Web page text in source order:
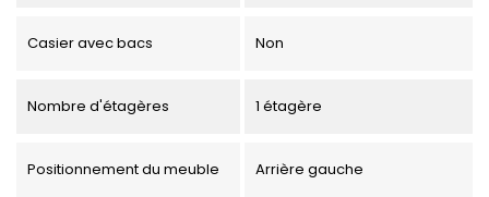
Casier avec bacs Non
Nombre d'étagères 1 étagère
Positionnement du meuble Arrière gauche